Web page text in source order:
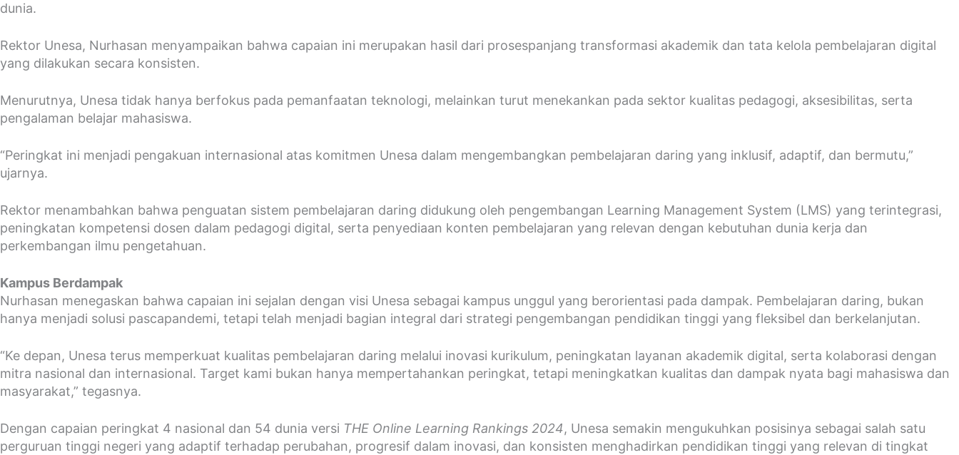
dunia.
Rektor Unesa, Nurhasan menyampaikan bahwa capaian ini merupakan hasil dari prosespanjang transformasi akademik dan tata kelola pembelajaran digital
yang dilakukan secara konsisten.
Menurutnya, Unesa tidak hanya berfokus pada pemanfaatan teknologi, melainkan turut menekankan pada sektor kualitas pedagogi, aksesibilitas, serta
pengalaman belajar mahasiswa.
“Peringkat ini menjadi pengakuan internasional atas komitmen Unesa dalam mengembangkan pembelajaran daring yang inklusif, adaptif, dan bermutu,”
ujarnya.
Rektor menambahkan bahwa penguatan sistem pembelajaran daring didukung oleh pengembangan Learning Management System (LMS) yang terintegrasi,
peningkatan kompetensi dosen dalam pedagogi digital, serta penyediaan konten pembelajaran yang relevan dengan kebutuhan dunia kerja dan
perkembangan ilmu pengetahuan.
Kampus Berdampak
Nurhasan menegaskan bahwa capaian ini sejalan dengan visi Unesa sebagai kampus unggul yang berorientasi pada dampak. Pembelajaran daring, bukan
hanya menjadi solusi pascapandemi, tetapi telah menjadi bagian integral dari strategi pengembangan pendidikan tinggi yang fleksibel dan berkelanjutan.
“Ke depan, Unesa terus memperkuat kualitas pembelajaran daring melalui inovasi kurikulum, peningkatan layanan akademik digital, serta kolaborasi dengan
mitra nasional dan internasional. Target kami bukan hanya mempertahankan peringkat, tetapi meningkatkan kualitas dan dampak nyata bagi mahasiswa dan
masyarakat,” tegasnya.
Dengan capaian peringkat 4 nasional dan 54 dunia versi THE Online Learning Rankings 2024, Unesa semakin mengukuhkan posisinya sebagai salah satu
perguruan tinggi negeri yang adaptif terhadap perubahan, progresif dalam inovasi, dan konsisten menghadirkan pendidikan tinggi yang relevan di tingkat